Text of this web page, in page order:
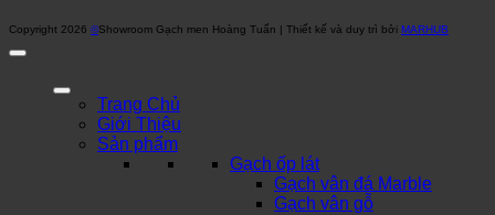
Copyright 2026 ©Showroom Gạch men Hoàng Tuấn | Thiết kế và duy trì bởi MARHUB
Trang Chủ
Giới Thiệu
Sản phẩm
Gạch ốp lát
Gạch vân đá Marble
Gạch vân gỗ